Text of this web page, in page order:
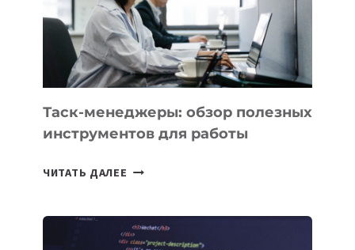
ИСКУССТВЕННОМУ
ИНТЕЛЛЕКТУ
Таск-менеджеры: обзор полезных
инструментов для работы
ЧИТАТЬ ДАЛЕЕ ТАСК-
ПОЛЕЗНЫХ
ИНСТРУМЕНТОВ